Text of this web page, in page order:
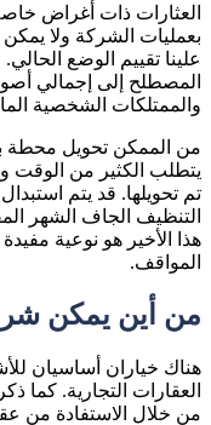
العثارات ذات أغراض
بعمليات الشركة ولا
علينا تقييم الوضع
المصطلح إلى إجمالي
والممتلكات الشخصية
من الممكن تحويل محطة
يتطلب الكثير من الوقت
تم تحويلها. قد يتم
التنظيف الجاف الشهر
هذا الأخير هو نوعية
المواقف.
من أين يمكن
هناك خياران أساسيان
العقارات التجارية. كما
من خلال الاستفادة من